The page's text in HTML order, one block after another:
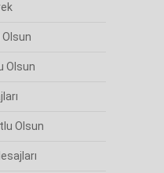
Olsun
Olsun
Olsun